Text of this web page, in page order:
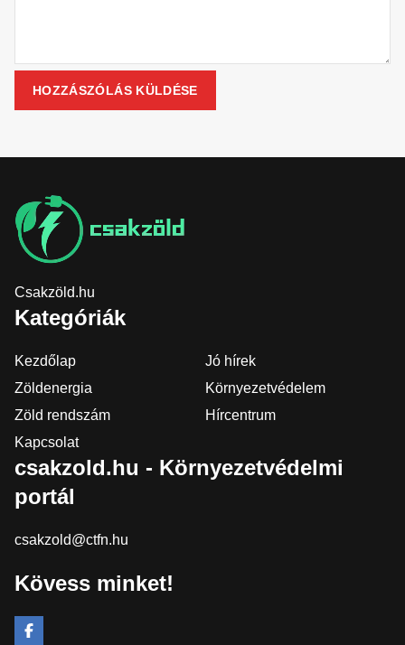
Csakzöld.hu
Kategóriák
Kezdőlap
Jó hírek
Zöldenergia
Környezetvédelem
Zöld rendszám
Hírcentrum
Kapcsolat
csakzold.hu - Környezetvédelmi
portál
csakzold@ctfn.hu
Kövess minket!